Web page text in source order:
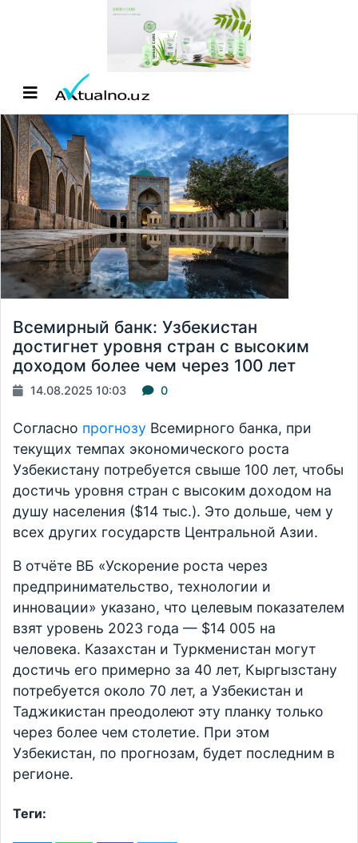
Всемирный банк: Узбекистан
достигнет уровня стран с высоким
доходом более чем через 100 лет
14.08.2025 10:03 0
Согласно прогнозу Всемирного банка, при
текущих темпах экономического роста
Узбекистану потребуется свыше 100 лет, чтобы
достичь уровня стран с высоким доходом на
душу населения ($14 тыс.). Это дольше, чем у
всех других государств Центральной Азии.
В отчёте ВБ «Ускорение роста через
предпринимательство, технологии и
инновации» указано, что целевым показателем
взят уровень 2023 года — $14 005 на
человека. Казахстан и Туркменистан могут
достичь его примерно за 40 лет, Кыргызстану
потребуется около 70 лет, а Узбекистан и
Таджикистан преодолеют эту планку только
через более чем столетие. При этом
Узбекистан, по прогнозам, будет последним в
регионе.
Теги: